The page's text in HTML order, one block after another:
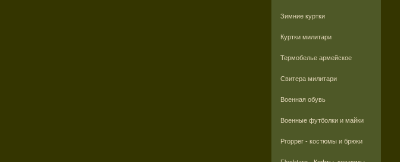
Зимние куртки
Куртки милитари
Термобелье армейское
Свитера милитари
Военная обувь
Военные футболки и майки
Propper - костюмы и брюки